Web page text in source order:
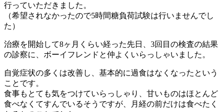
行っていただきました。
（希望されなかったので5時間糖負荷試験は行いませんでし
た）
治療を開始して8ヶ月くらい経った先日、3回目の検査の結果
の診察に、ボーイフレンドと仲よくいらっしゃいました。
自覚症状の多くは改善し、基本的に過食はなくなったという
ことです。
食事もとても気をつけていらっしゃり、甘いものはほとんど
食べなくてすんでいるそうですが、月経の前だけは食べたく